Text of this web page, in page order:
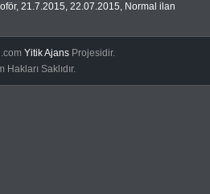
, 21.7.2015, 22.07.2015, Normal ilan
Yitik Ajans Projesidir.
Hakları Saklıdır.